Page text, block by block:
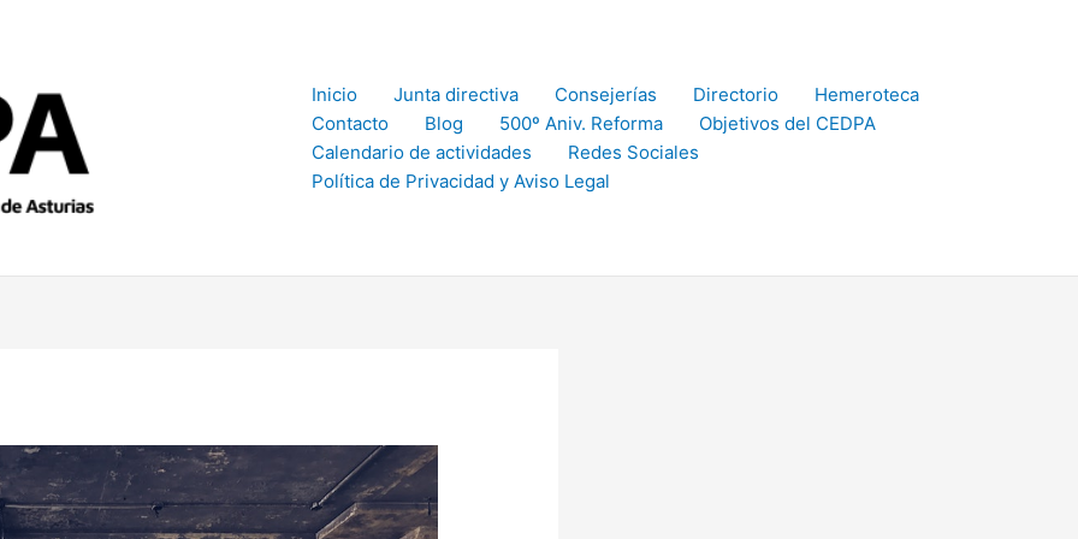
Inicio
Junta directiva Consejerías Directorio
Hemeroteca
Contacto
Blog 500º Aniv. Reforma
Objetivos del CEDPA
Calendario de actividades
Redes Sociales
Política de Privacidad y Aviso Legal